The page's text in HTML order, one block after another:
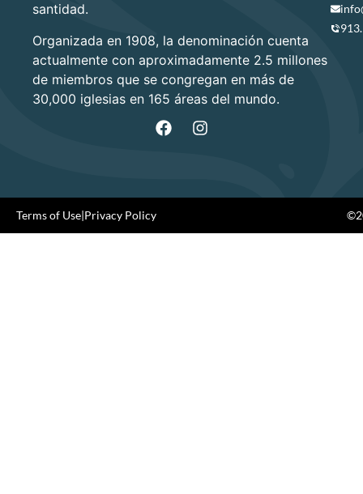
santidad.
Organizada en 1908, la denominación cuenta
actualmente con aproximadamente 2.5 millones
de miembros que se congregan en más de
30,000 iglesias en 165 áreas del mundo.
Terms of Use|Privacy Policy